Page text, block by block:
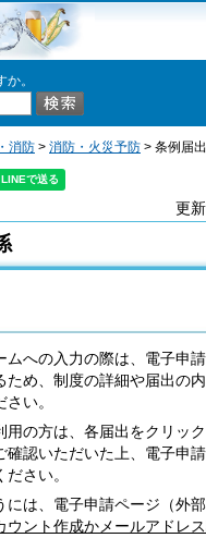
。
消防 > 消防・火災予防 > 条例届
更
ムへの入力の際は、電子申
ため、制度の詳細や届出の
い。
用の方は、各届出をクリッ
確認いただいた上、電子申
さい。
には、電子申請ページ（外
ウント作成かメールアドレ